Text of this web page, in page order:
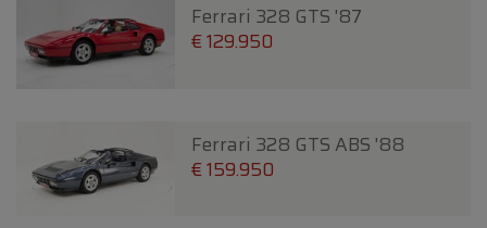
Ferrari 328 GTS '87
€ 129.950
Ferrari 328 GTS ABS '88
€ 159.950